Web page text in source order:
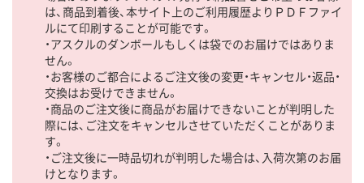
は、商品到着後、本サイト上のご利用履歴よりＰＤＦファイ
ルにて印刷することが可能です。
・アスクルのダンボールもしくは袋でのお届けではありま
せん。
・お客様のご都合によるご注文後の変更・キャンセル・返品・
交換はお受けできません。
・商品のご注文後に商品がお届けできないことが判明した
際には、ご注文をキャンセルさせていただくことがありま
す。
・ご注文後に一時品切れが判明した場合は、入荷次第のお届
けとなります。